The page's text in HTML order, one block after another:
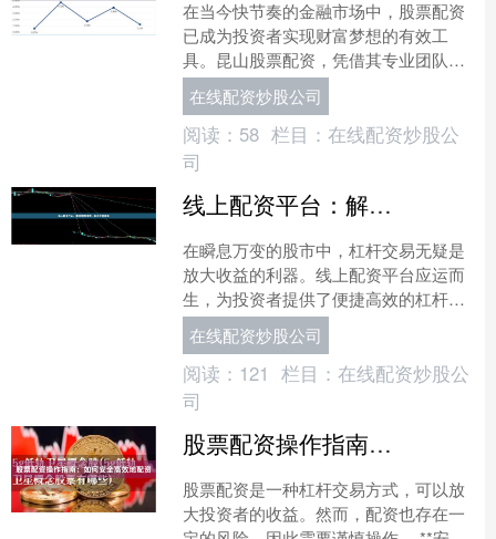
在当今快节奏的金融市场中，股票配资
已成为投资者实现财富梦想的有效工
具。昆山股票配资，凭借其专业团队和
完善的服务体系，为投资者提供安全可
靠的配资服务。 股票配资是....
在线配资炒股公司
阅读： 58 栏目： 在线配资炒股公
司
线上配资平台：解锁股市杠杆，助你财富增值
在瞬息万变的股市中，杠杆交易无疑是
放大收益的利器。线上配资平台应运而
生，为投资者提供了便捷高效的杠杆交
易渠道。 **什么是线上配资平台？** 线
上配资平台是提供....
在线配资炒股公司
阅读： 121 栏目： 在线配资炒股公
司
股票配资操作指南：如何安全高效地配资
股票配资是一种杠杆交易方式，可以放
大投资者的收益。然而，配资也存在一